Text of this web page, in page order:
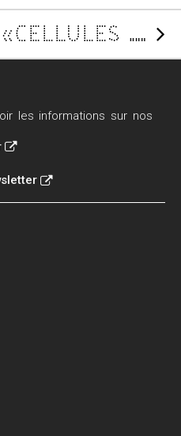
PARTENAIRES «CELLULES SOUCHES»
les informations sur nos